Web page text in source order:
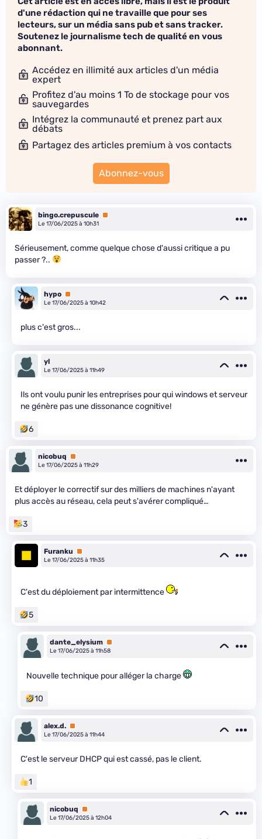
d'une rédaction qui ne travaille que pour ses
lecteurs, sur un média sans pub et sans tracker.
Soutenez le journalisme tech de qualité en vous
abonnant.
Accédez en illimité aux articles d'un média
expert
Profitez d'au moins 1 To de stockage pour vos
sauvegardes
Intégrez la communauté et prenez part aux
débats
Partagez des articles premium à vos contacts
Abonnez-vous
bingo.crepuscule Premium
Le 17/06/2025 à 10h31
Sérieusement, comme quelque chose d'aussi critique a pu
passer ?..
hypo Premium
Le 17/06/2025 à 10h42
plus c'est gros...
yl
Le 17/06/2025 à 11h49
Ils ont voulu punir les entreprises pour qui windows et serveur
ne génère pas une dissonance cognitive!
6
nicobuq
Premium
Le 17/06/2025 à 11h29
Et déployer le correctif sur des milliers de machines n'ayant
plus accès au réseau, cela peut s'avérer compliqué…
3
Furanku
Premium
Le 17/06/2025 à 11h35
C'est du déploiement par intermittence
5
dante_elysium Premium
Le 17/06/2025 à 11h58
Nouvelle technique pour alléger la charge
10
alex.d. Premium
Le 17/06/2025 à 11h44
C'est le serveur DHCP qui est cassé, pas le client.
1
nicobuq
Premium
Le 17/06/2025 à 12h04